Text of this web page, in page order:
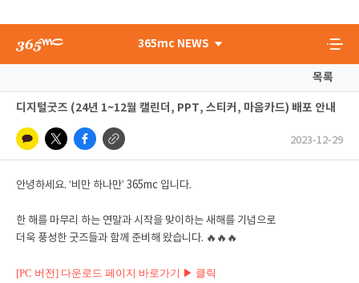
365mc NEWS
목록
디지털굿즈 (24년 1~12월 캘린더, PPT, 스티커, 마음카드) 배포 안내
2023-12-29
안녕하세요. ‘비만 하나만’ 365mc 입니다.
한 해를 마무리 하는 연말과 시작을 맞이하는 새해를 기념으로
더욱 풍성한 굿즈들과 함께 준비해 왔습니다. 🔥🔥🔥
[PC 버전] 다운로드 페이지 바로가기 ▶ 클릭